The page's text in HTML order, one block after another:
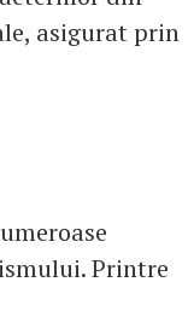
asigurat prin
Printre